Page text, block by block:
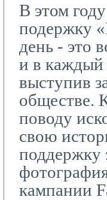
В этом
подержку
день - это
и в каждый
выступив
обществе.
поводу
свою
поддержку
кампании